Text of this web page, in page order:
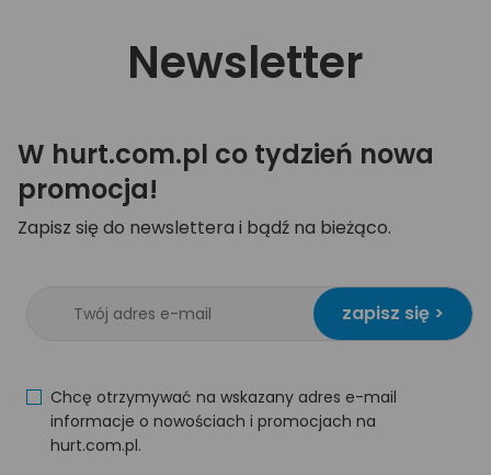
Newsletter
W hurt.com.pl co tydzień nowa
promocja!
Zapisz się do newslettera i bądź na bieżąco.
zapisz się >
Chcę otrzymywać na wskazany adres e-mail
informacje o nowościach i promocjach na
hurt.com.pl.